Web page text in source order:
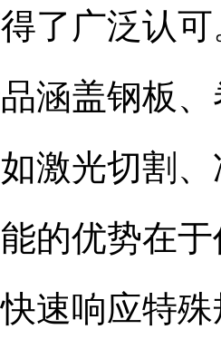
了广泛认
涵盖钢板
激光切割
的优势在
速响应特